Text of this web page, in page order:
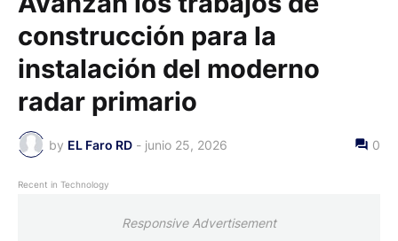
construcción para la
instalación del moderno
radar primario
by EL Faro RD - junio 25, 2026 0
Recent in Technology
Responsive Advertisement